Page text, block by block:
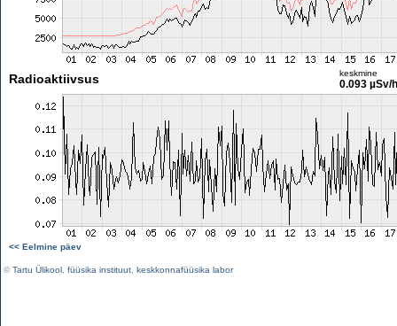
Radioaktiivsus keskmine
0.093 µSv/h
<< Eelmine päev
©Tartu Ülikool füüsika instituut keskkonnafüüsika labor